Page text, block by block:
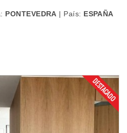
PONTEVEDRA | País: ESPAÑA